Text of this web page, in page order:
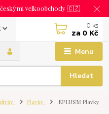
velkoobchody 🇨🇿
Menu
Hledat
0 ks
za 0 Kč
Plavky
EPLUSM Plavky